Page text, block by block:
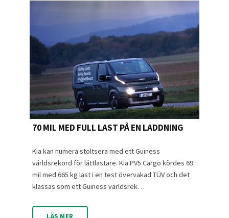
70 MIL MED FULL LAST PÅ EN LADDNING
Kia kan numera stoltsera med ett Guiness
världsrekord för lättlastare. Kia PV5 Cargo kördes 69
mil med 665 kg last i en test övervakad TÜV och det
klassas som ett Guiness världsrek…